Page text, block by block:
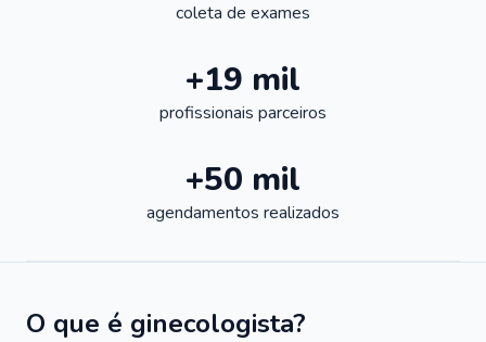
coleta de exames
+19 mil
profissionais parceiros
+50 mil
agendamentos realizados
O que é ginecologista?